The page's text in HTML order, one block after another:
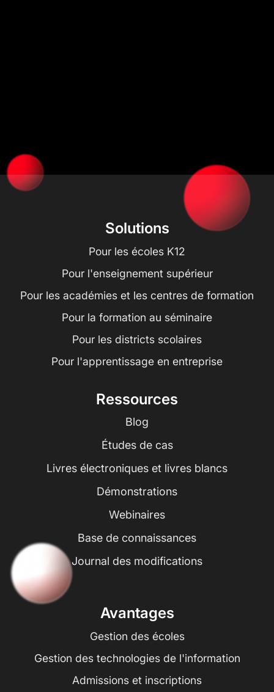
Solutions
Pour les écoles K12
Pour l'enseignement supérieur
Pour les académies et les centres de formation
Pour la formation au séminaire
Pour les districts scolaires
Pour l'apprentissage en entreprise
Ressources
Blog
Études de cas
Livres électroniques et livres blancs
Démonstrations
Webinaires
Base de connaissances
Journal des modifications
Avantages
Gestion des écoles
Gestion des technologies de l'information
Admissions et inscriptions